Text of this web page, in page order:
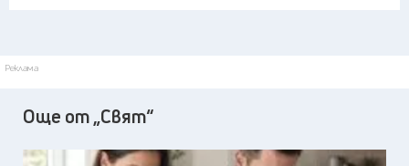
Реклама
Още от „Свят“